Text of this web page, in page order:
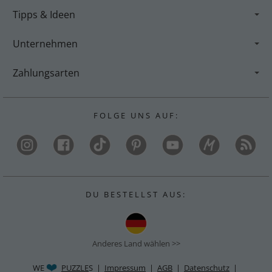
Tipps & Ideen
Unternehmen
Zahlungsarten
F O L G E U N S A U F :
D U B E S T E L L S T A U S :
Anderes Land wählen >>
WE PUZZLES | Impressum | AGB | Datenschutz |